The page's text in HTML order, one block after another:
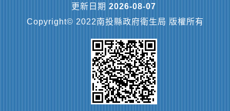
更新日期 2026-08-07
Copyright© 2022南投縣政府衛生局 版權所有